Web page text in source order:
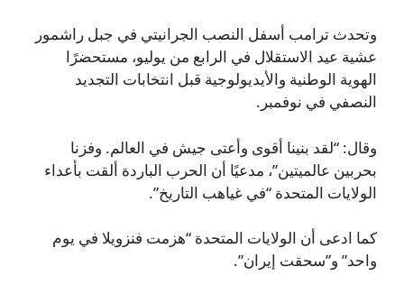
وتحدث ترامب أسفل النصب الجرانيتي في جبل راشمور
عشية عيد الاستقلال في الرابع من يوليو، مستحضرًا
الهوية الوطنية والأيديولوجية قبل انتخابات التجديد
النصفي في نوفمبر.
وقال: “لقد بنينا أقوى وأعتى جيش في العالم. وفزنا
بحربين عالميتين”، مدعيًا أن الحرب الباردة ألقت بأعداء
الولايات المتحدة “في غياهب التاريخ”.
كما ادعى أن الولايات المتحدة “هزمت فنزويلا في يوم
واحد” و”سحقت إيران”.